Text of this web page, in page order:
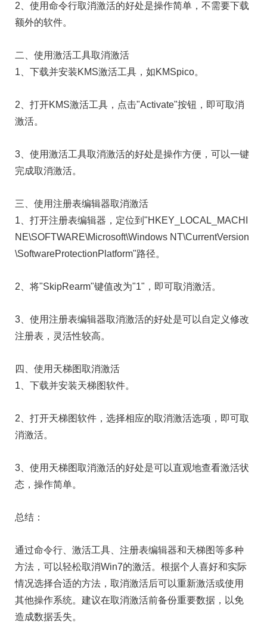
2、使用命令行取消激活的好处是操作简单，不需要下载
额外的软件。
二、使用激活工具取消激活
1、下载并安装KMS激活工具，如KMSpico。
2、打开KMS激活工具，点击"Activate"按钮，即可取消
激活。
3、使用激活工具取消激活的好处是操作方便，可以一键
完成取消激活。
三、使用注册表编辑器取消激活
1、打开注册表编辑器，定位到"HKEY_LOCAL_MACHI
NE\SOFTWARE\Microsoft\Windows NT\CurrentVersion
\SoftwareProtectionPlatform"路径。
2、将"SkipRearm"键值改为"1"，即可取消激活。
3、使用注册表编辑器取消激活的好处是可以自定义修改
注册表，灵活性较高。
四、使用天梯图取消激活
1、下载并安装天梯图软件。
2、打开天梯图软件，选择相应的取消激活选项，即可取
消激活。
3、使用天梯图取消激活的好处是可以直观地查看激活状
态，操作简单。
总结：
通过命令行、激活工具、注册表编辑器和天梯图等多种
方法，可以轻松取消Win7的激活。根据个人喜好和实际
情况选择合适的方法，取消激活后可以重新激活或使用
其他操作系统。建议在取消激活前备份重要数据，以免
造成数据丢失。